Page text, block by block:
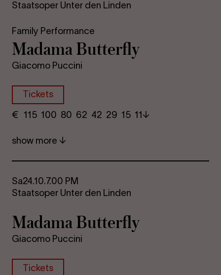
Staatsoper Unter den Linden
Family Performance
Madama But­ter­fly
Giacomo Puccini
Tickets
€ ​ 115 100 80​ 62 42 29​ 15 11
show more
Sa24.10.7.00 PM
Staatsoper Unter den Linden
Madama But­ter­fly
Giacomo Puccini
Tickets